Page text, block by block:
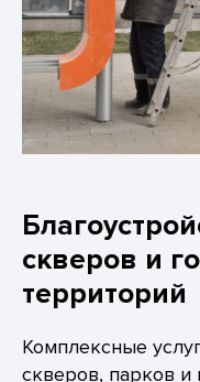
скверов и
территорий
Комплексные
скверов, парков и